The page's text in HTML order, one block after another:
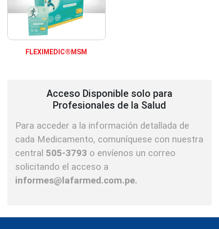
FLEXIMEDIC®MSM
Acceso Disponible solo para
Profesionales de la Salud
Para acceder a la información detallada de
cada Medicamento, comuníquese con nuestra
central 505-3793 o envíenos un correo
solicitando el acceso a
informes@lafarmed.com.pe.